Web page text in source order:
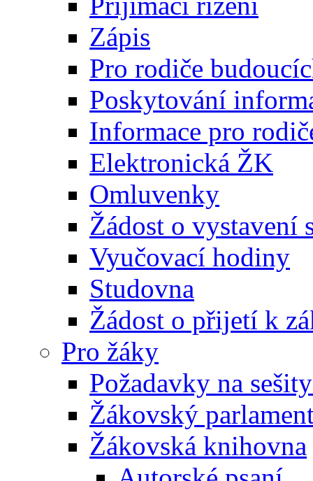
Zápis
Pro rodiče
Poskytování
Informace pro
Elektronická ŽK
Omluvenky
Žádost o vystavení
Vyučovací hodiny
Studovna
Žádost o přijetí k
Pro žáky
Požadavky na
Žákovský
Žákovská knihovna